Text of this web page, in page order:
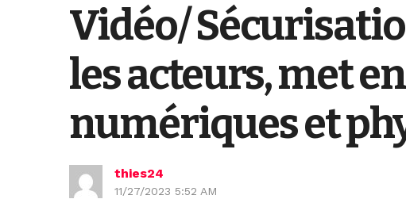
Vidéo/
les acteurs, met
numériques et
thies24
11/27/2023 5:52 AM